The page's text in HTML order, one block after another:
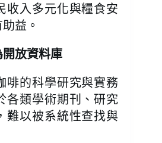
收入多元化與糧食安
益。
放資料庫
啡的科學研究與實務
各類學術期刊、研究
難以被系統性查找與